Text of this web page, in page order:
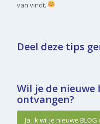
van vindt.
Deel deze tips
Wil je de nieuwe
ontvangen?
Ja, ik wil je nieuwe